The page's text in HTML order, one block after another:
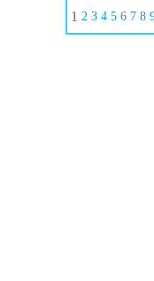
1 2 3 4 5 6 7 8